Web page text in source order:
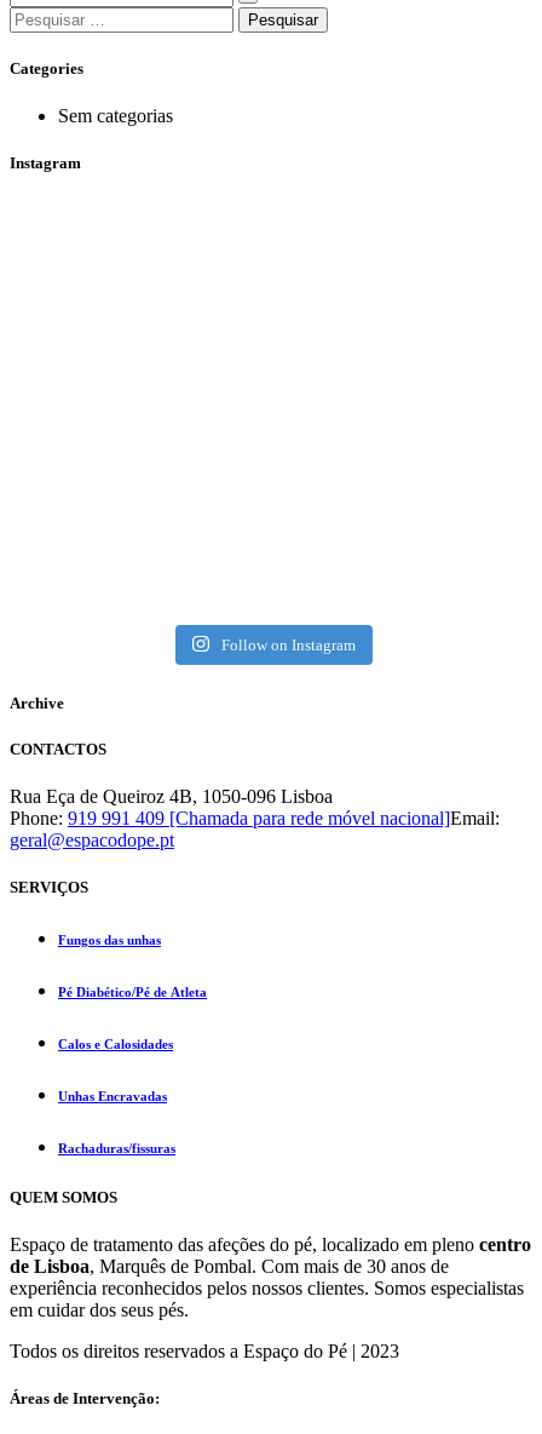
Pesquisar
por:
Categories
Sem categorias
Instagram
Follow on Instagram
Archive
CONTACTOS
Rua Eça de Queiroz 4B, 1050-096 Lisboa
Phone: 919 991 409 [Chamada para rede móvel nacional]Email:
geral@espacodope.pt
SERVIÇOS
Fungos das unhas
Pé Diabético/Pé de Atleta
Calos e Calosidades
Unhas Encravadas
Rachaduras/fissuras
QUEM SOMOS
Espaço de tratamento das afeções do pé, localizado em pleno centro
de Lisboa, Marquês de Pombal. Com mais de 30 anos de
experiência reconhecidos pelos nossos clientes. Somos especialistas
em cuidar dos seus pés.
Todos os direitos reservados a Espaço do Pé | 2023
Áreas de Intervenção: